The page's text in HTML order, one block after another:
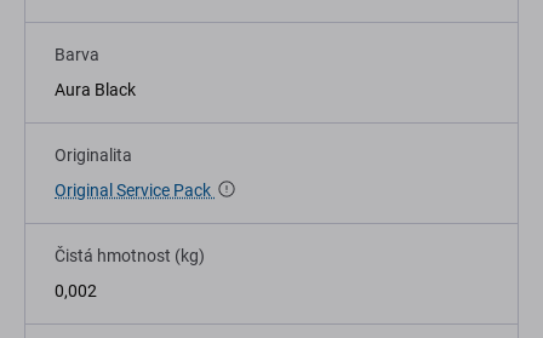
Barva
Aura Black
Originalita
Original Service Pack
Čistá hmotnost (kg)
0,002